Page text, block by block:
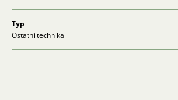
Typ
Ostatní technika